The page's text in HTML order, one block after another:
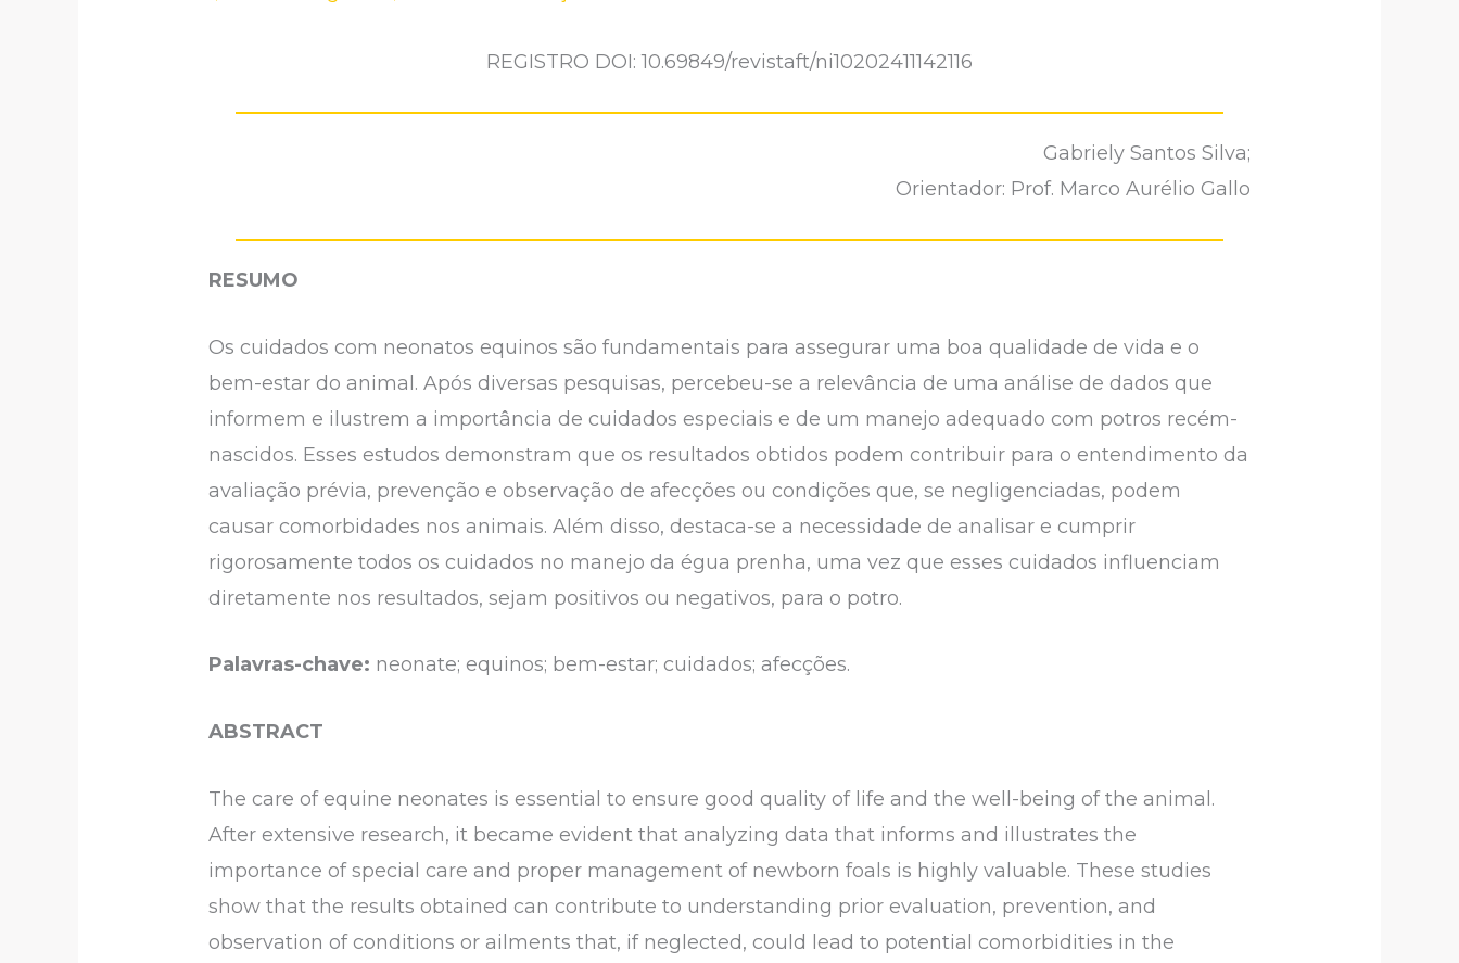
REGISTRO DOI: 10.69849/revistaft/ni10202411142116
Gabriely Santos Silva;
Orientador: Prof. Marco Aurélio Gallo
RESUMO
Os cuidados com neonatos equinos são fundamentais para assegurar uma boa qualidade de vida e o
bem-estar do animal. Após diversas pesquisas, percebeu-se a relevância de uma análise de dados que
informem e ilustrem a importância de cuidados especiais e de um manejo adequado com potros recém-
nascidos. Esses estudos demonstram que os resultados obtidos podem contribuir para o entendimento da
avaliação prévia, prevenção e observação de afecções ou condições que, se negligenciadas, podem
causar comorbidades nos animais. Além disso, destaca-se a necessidade de analisar e cumprir
rigorosamente todos os cuidados no manejo da égua prenha, uma vez que esses cuidados influenciam
diretamente nos resultados, sejam positivos ou negativos, para o potro.
Palavras-chave: neonate; equinos; bem-estar; cuidados; afecções.
ABSTRACT
The care of equine neonates is essential to ensure good quality of life and the well-being of the animal.
After extensive research, it became evident that analyzing data that informs and illustrates the
importance of special care and proper management of newborn foals is highly valuable. These studies
show that the results obtained can contribute to understanding prior evaluation, prevention, and
observation of conditions or ailments that, if neglected, could lead to potential comorbidities in the